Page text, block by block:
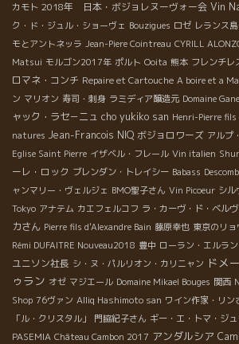
カモト 2018年 日本・ボジョレヌーヴォー会 Vin
ク・ド・ジュル・ショーヴェ Bouzigues ロゼ レランス
モとアントネッラ Jean-Piere Cointreau CYRILL
Matsui モルゴン2017年 ポルト Ooita 熊本 フレンチレ
ロマネ・コンチ Repaire et Cartouche A boire et a
ン マリオン 寿司・刺身 ラミディア醸造元 Domaine
ャック・ラセ－ニュ cho yukiko san Henri-Pierre fils
natures Jean-Francois NIQ ボジョロワーズ アルプ
Eglise Saint Pierre イザベル・フレール Vin italien
ーレ・ロック ブレンダン・トレイシー Babass
ャンマリー・ヴェルジェ BMO聖子さん Vin Picoeur シル
Tokyo アナテム カエフェルコフ ラ・カーヴ・ド・ベル
カさん Pierre fils d'Alexandre Bain 藤原幸也 東京のリョ
Rémi DUFAITRE Nouveau2018 豊中 ローラン・エルラン
ユニソン社長 シ・ヌ・パルリオン・カリニャン ドメ
ゥラン オゼ マジエール Domaine Mikael Bouges 関西
Shop 76ヴァン Alliq Hashimoto san ワイン作家・リン
「ル・クリスタル」
門脇紀子さん ギー・エ・トマ・ジ
PASEMIA Château Cambon 2017 アンダルシア